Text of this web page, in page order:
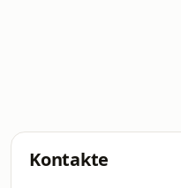
Kontakte